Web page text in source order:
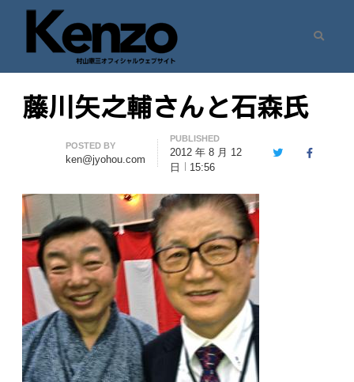
七転八起 – 村山憲三 Official Site
村山憲三ウェブサイト
藤川矢之輔さんと石森氏
Author
POSTED BY
ken@jyohou.com
PUBLISHED
2012 年 8 月 12
日
15:56
TwitterFacebook